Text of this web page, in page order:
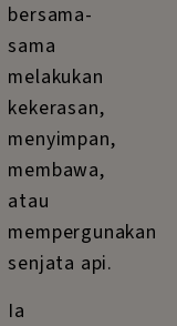
bersama-
sama
melakukan
kekerasan,
menyimpan,
membawa,
atau
mempergunakan
senjata api.
Ia